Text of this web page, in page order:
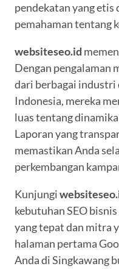
pendekatan yang etis
pemahaman tentang
websiteseo.id
Dengan pengalaman
dari berbagai industri
Indonesia, mereka
luas tentang
Laporan yang
memastikan Anda
perkembangan
Kunjungi
kebutuhan SEO
yang tepat dan mitra
halaman pertama
Anda di Singkawang